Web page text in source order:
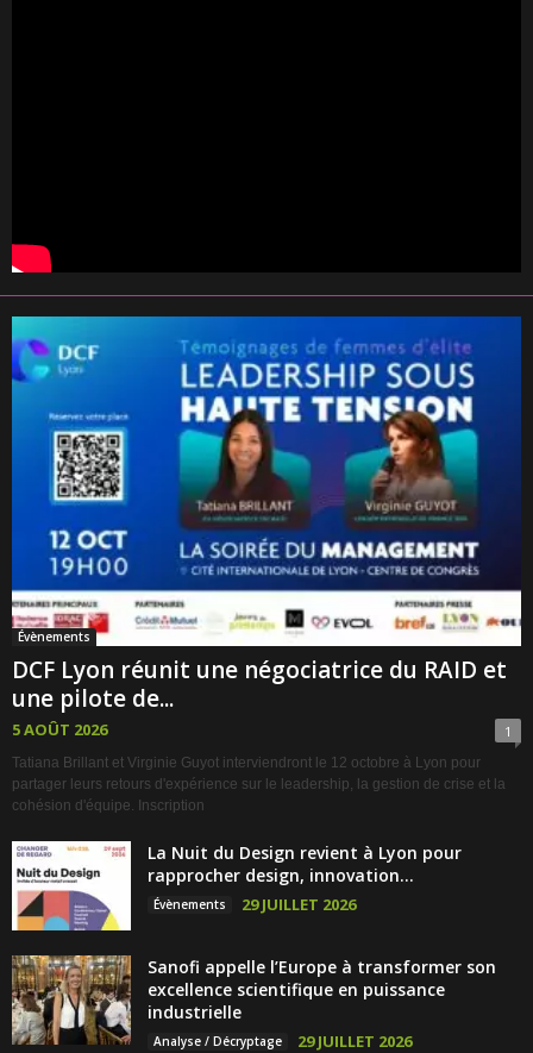
Évènements
DCF Lyon réunit une négociatrice du RAID et
une pilote de...
5 AOÛT 2026 1
Tatiana Brillant et Virginie Guyot interviendront le 12 octobre à Lyon pour
partager leurs retours d'expérience sur le leadership, la gestion de crise et la
cohésion d'équipe. Inscription
La Nuit du Design revient à Lyon pour
rapprocher design, innovation...
Évènements 29 JUILLET 2026
Sanofi appelle l’Europe à transformer son
excellence scientifique en puissance
industrielle
Analyse / Décryptage 29 JUILLET 2026